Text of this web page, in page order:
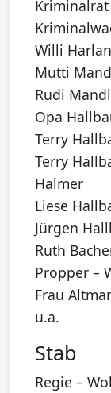
Willi
Mutti
Rudi
Opa
Terry
Terry
Halmer
Liese
Jürgen
Ruth
Pröpper –
Frau
u.a.
Stab
Regie –